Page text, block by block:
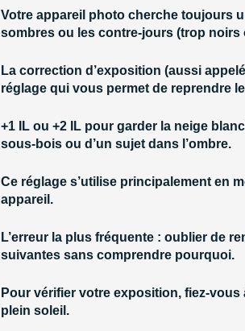
Votre appareil photo cherche toujours
sombres ou les contre-jours (trop noirs
La correction d’exposition (aussi
réglage qui vous permet de reprendre
+1 IL ou +2 IL pour garder la neige
sous-bois ou d’un sujet dans l’ombre.
Ce réglage s’utilise principalement en
appareil.
L’erreur la plus fréquente : oublier de
suivantes sans comprendre pourquoi.
Pour vérifier votre exposition, fiez-vous
plein soleil.